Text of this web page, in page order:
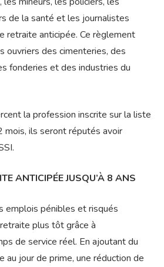
de la santé et les journalistes
retraite anticipée. Ce règlement
ouvriers des cimenteries, des
fonderies et des industries du
la profession inscrite sur la liste
ils seront réputés avoir
ANTICIPÉE JUSQU’À 8 ANS
emplois pénibles et risqués
plus tôt grâce à
de service réel. En ajoutant du
au jour de prime, une réduction de